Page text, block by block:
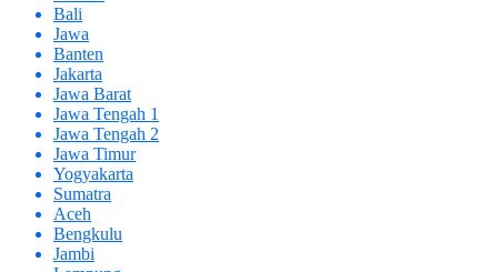
Bali
Jawa
Banten
Jakarta
Jawa Barat
Jawa Tengah 1
Jawa Tengah 2
Jawa Timur
Yogyakarta
Sumatra
Aceh
Bengkulu
Jambi